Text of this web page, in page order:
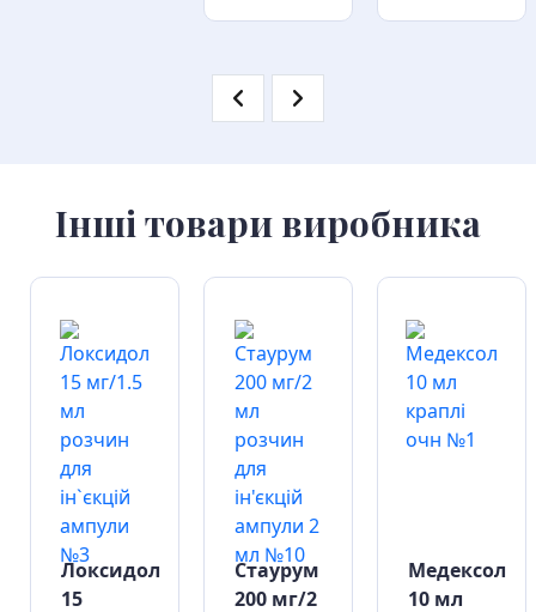
Інші товари виробника
Локсидол
15
Стаурум
200 мг/2
Медексол
10 мл